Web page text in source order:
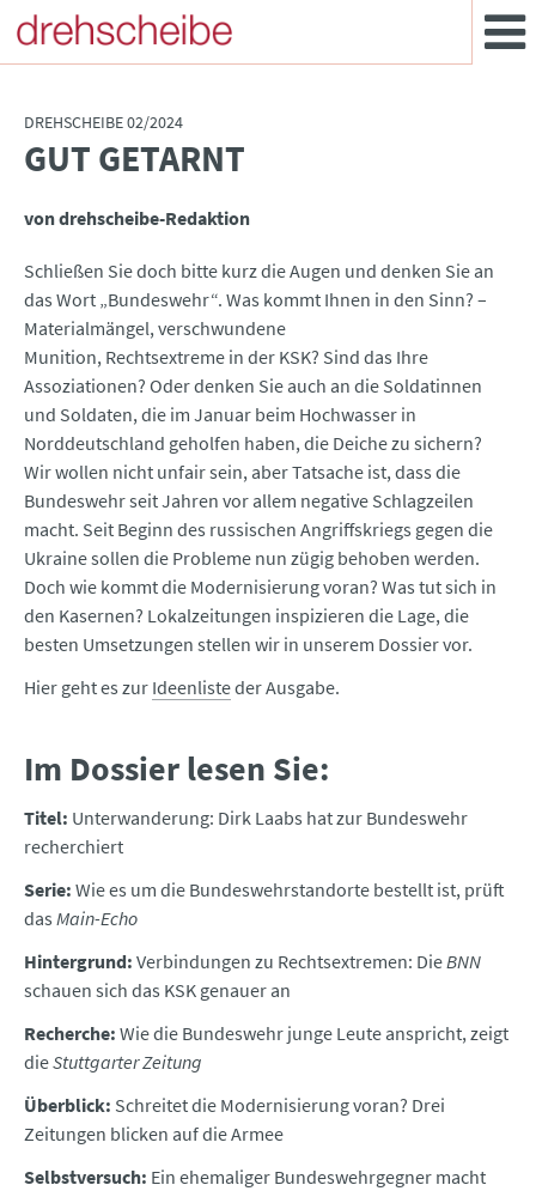
DREHSCHEIBE 02/2024
:GUT GETARNT
von drehscheibe-Redaktion
Schließen Sie doch bitte kurz die Augen und denken Sie an
das Wort „Bundeswehr“. Was kommt Ihnen in den Sinn? –
Materialmängel, verschwundene
Munition, Rechtsextreme in der KSK? Sind das Ihre
Assoziationen? Oder denken Sie auch an die Soldatinnen
und Soldaten, die im Januar beim Hochwasser in
Norddeutschland geholfen haben, die Deiche zu sichern?
Wir wollen nicht unfair sein, aber Tatsache ist, dass die
Bundeswehr seit Jahren vor allem negative Schlagzeilen
macht. Seit Beginn des russischen Angriffskriegs gegen die
Ukraine sollen die Probleme nun zügig behoben werden.
Doch wie kommt die Modernisierung voran? Was tut sich in
den Kasernen? Lokalzeitungen inspizieren die Lage, die
besten Umsetzungen stellen wir in unserem Dossier vor.
Hier geht es zur Ideenlisteder Ausgabe.
Im Dossier lesen Sie:
Titel: Unterwanderung: Dirk Laabs hat zur Bundeswehr
recherchiert
Serie: Wie es um die Bundeswehrstandorte bestellt ist, prüft
das Main-Echo
Hintergrund: Verbindungen zu Rechtsextremen: DieBNN
schauen sich das KSK genauer an
Recherche: Wie die Bundeswehr junge Leute anspricht, zeigt
dieStuttgarter Zeitung
Überblick: Schreitet die Modernisierung voran? Drei
Zeitungen blicken auf die Armee
Selbstversuch: Ein ehemaliger Bundeswehrgegner macht